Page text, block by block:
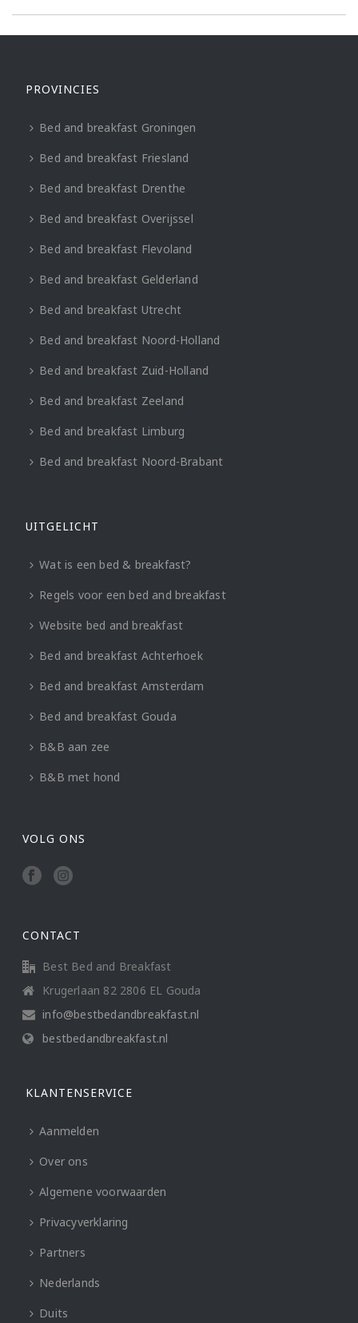
PROVINCIES
Bed and breakfast Groningen
Bed and breakfast Friesland
Bed and breakfast Drenthe
Bed and breakfast Overijssel
Bed and breakfast Flevoland
Bed and breakfast Gelderland
Bed and breakfast Utrecht
Bed and breakfast Noord-Holland
Bed and breakfast Zuid-Holland
Bed and breakfast Zeeland
Bed and breakfast Limburg
Bed and breakfast Noord-Brabant
UITGELICHT
Wat is een bed & breakfast?
Regels voor een bed and breakfast
Website bed and breakfast
Bed and breakfast Achterhoek
Bed and breakfast Amsterdam
Bed and breakfast Gouda
B&B aan zee
B&B met hond
VOLG ONS
CONTACT
Best Bed and Breakfast
Krugerlaan 82 2806 EL Gouda
info@bestbedandbreakfast.nl
bestbedandbreakfast.nl
KLANTENSERVICE
Aanmelden
Over ons
Algemene voorwaarden
Privacyverklaring
Partners
Nederlands
Duits